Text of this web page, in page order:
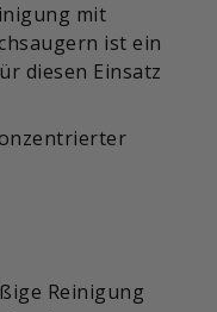
mit
ist ein
diesen Einsatz
Reinigung